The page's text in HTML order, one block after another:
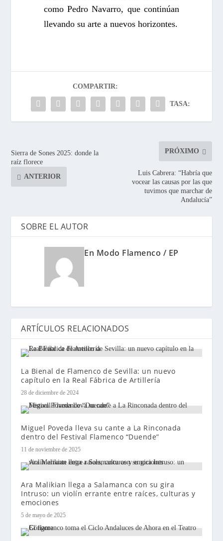
como Pedro Navarro, que continúan
llevando su arte a nuevos horizontes.
COMPARTIR:
TASA:
Sierra de Sones 2025: donde la
raíz florece
ANTERIOR
PRÓXIMO
Luis Cabrera: “Habría que
vocear las causas por las que
tuvimos que marchar de
Andalucía”
SOBRE EL AUTOR
En Modo Flamenco / EP
ARTÍCULOS RELACIONADOS
La Bienal de Flamenco de Sevilla: un nuevo
capítulo en la Real Fábrica de Artillería
28 de diciembre de 2024
Miguel Poveda lleva su cante a La Rinconada
dentro del Festival Flamenco “Duende”
11 de noviembre de 2025
Ara Malikian llega a Salamanca con su gira
Intruso: un violín errante entre raíces, culturas y
emociones
5 de mayo de 2025